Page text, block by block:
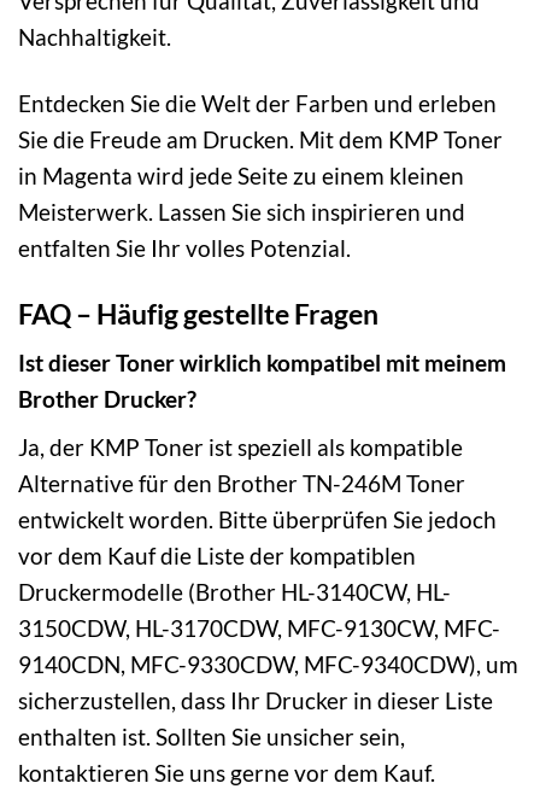
Nachhaltigkeit.
Entdecken Sie die Welt der Farben und erleben
Sie die Freude am Drucken. Mit dem KMP Toner
in Magenta wird jede Seite zu einem kleinen
Meisterwerk. Lassen Sie sich inspirieren und
entfalten Sie Ihr volles Potenzial.
FAQ – Häufig gestellte Fragen
Ist dieser Toner wirklich kompatibel mit meinem
Brother Drucker?
Ja, der KMP Toner ist speziell als kompatible
Alternative für den Brother TN-246M Toner
entwickelt worden. Bitte überprüfen Sie jedoch
vor dem Kauf die Liste der kompatiblen
Druckermodelle (Brother HL-3140CW, HL-
3150CDW, HL-3170CDW, MFC-9130CW, MFC-
9140CDN, MFC-9330CDW, MFC-9340CDW), um
sicherzustellen, dass Ihr Drucker in dieser Liste
enthalten ist. Sollten Sie unsicher sein,
kontaktieren Sie uns gerne vor dem Kauf.